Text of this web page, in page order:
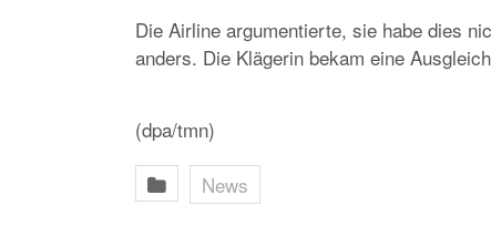
Die Airline argumentierte, sie habe dies
anders. Die Klägerin bekam eine
(dpa/tmn)
News